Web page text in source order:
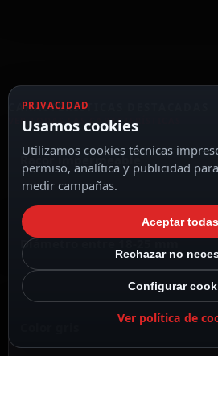
CARACTERÍSTICAS DESTACADAS
VER TODAS LAS CARACTERÍSTICAS
Racor impermeable
Diámetro entre 18-25 mm
PRIVACIDAD
Usamos cookies
Utilizamos cookies técnicas
permiso, analítica y publicidad
medir campañas.
Aceptar todas
Rechazar no
Configurar
Ver política de